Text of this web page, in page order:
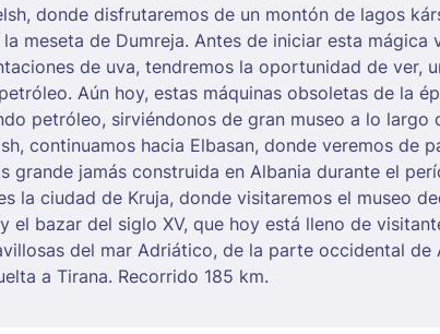
donde disfrutaremos de un montón de lagos
meseta de Dumreja. Antes de iniciar esta mágica
de uva, tendremos la oportunidad de ver,
Aún hoy, estas máquinas obsoletas de la
petróleo, sirviéndonos de gran museo a lo largo
continuamos hacia Elbasan, donde veremos de
grande jamás construida en Albania durante el
la ciudad de Kruja, donde visitaremos el museo
el bazar del siglo XV, que hoy está lleno de
del mar Adriático, de la parte occidental de
a Tirana. Recorrido 185 km.